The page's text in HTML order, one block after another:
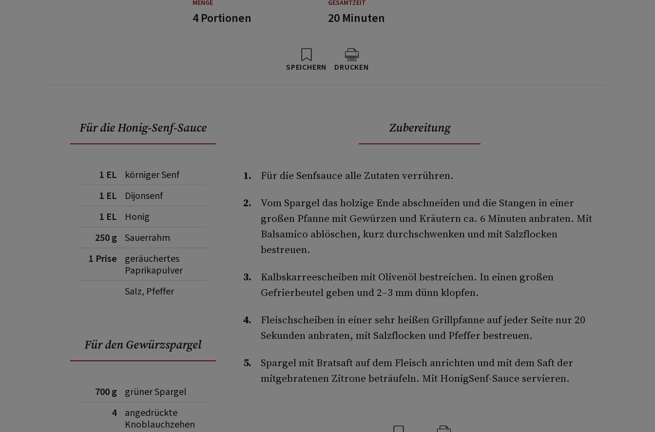
MENGE GESAMTZEIT
4 Portionen 20 Minuten
SPEICHERN DRUCKEN
Für die Honig-Senf-Sauce
1 EL
körniger Senf
1 EL
Dijonsenf
1 EL
Honig
250 g Sauerrahm
1 Prise
geräuchertes
Paprikapulver
Salz, Pfeffer
Für den Gewürzspargel
700 g
grüner Spargel
4
angedrückte
Knoblauchzehen
Zubereitung
Für die Senfsauce alle Zutaten verrühren.
Vom Spargel das holzige Ende abschneiden und die Stangen in einer
großen Pfanne mit Gewürzen und Kräutern ca. 6 Minuten anbraten. Mit
Balsamico ablöschen, kurz durchschwenken und mit Salzflocken
bestreuen.
Kalbskarreescheiben mit Olivenöl bestreichen. In einen großen
Gefrierbeutel geben und 2–3 mm dünn klopfen.
Fleischscheiben in einer sehr heißen Grillpfanne auf jeder Seite nur 20
Sekunden anbraten, mit Salzflocken und Pfeffer bestreuen.
Spargel mit Bratsaft auf dem Fleisch anrichten und mit dem Saft der
mitgebratenen Zitrone beträufeln. Mit HonigSenf-Sauce servieren.